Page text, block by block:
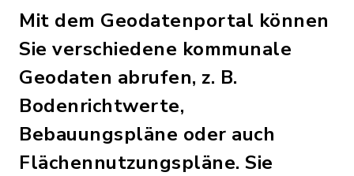
Mit dem Geodatenportal können
Sie verschiedene kommunale
Geodaten abrufen, z. B.
Bodenrichtwerte,
Bebauungspläne oder auch
Flächennutzungspläne. Sie